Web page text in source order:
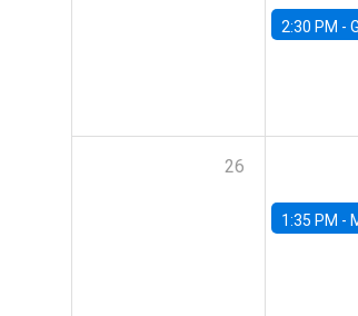
2:30 PM -
26
1:35 PM -